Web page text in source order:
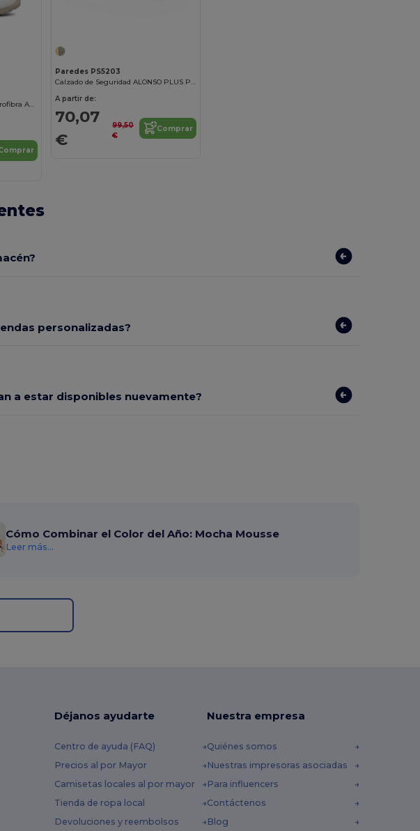
Calzado de Seguridad PU Microfibra Antiestático
Paredes PS5203
Calzado de Seguridad ALONSO PLUS Pro
A partir de:
70,07
€
99,50
€
Comprar
personalizadas?
a estar disponibles nuevamente?
Cómo Combinar el Color del Año: Mocha Mousse
Leer más...
Déjanos ayudarte
Centro de ayuda (FAQ)
Precios al por Mayor
Camisetas locales al por mayor
Tienda de ropa local
Devoluciones y reembolsos
Nuestra empresa
Quiénes somos
Nuestras impresoras asociadas
Para influencers
Contáctenos
Blog